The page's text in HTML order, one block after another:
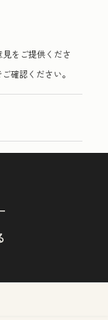
をご提供くださ
ご確認ください。